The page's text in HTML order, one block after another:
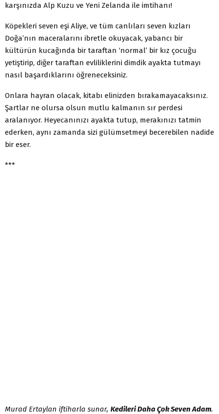
karşınızda Alp Kuzu ve Yeni Zelanda ile imtihanı!
Köpekleri seven eşi Aliye, ve tüm canlıları seven kızları
Doğa’nın maceralarını ibretle okuyacak, yabancı bir
kültürün kucağında bir taraftan ‘normal’ bir kız çocuğu
yetiştirip, diğer taraftan evliliklerini dimdik ayakta tutmayı
nasıl başardıklarını öğreneceksiniz.
Onlara hayran olacak, kitabı elinizden bırakamayacaksınız.
Şartlar ne olursa olsun mutlu kalmanın sır perdesi
aralanıyor. Heyecanınızı ayakta tutup, merakınızı tatmin
ederken, aynı zamanda sizi gülümsetmeyi becerebilen nadide
bir eser.
***
Murad Ertaylan iftiharla sunar, Kedileri Daha Çok Seven Adam.